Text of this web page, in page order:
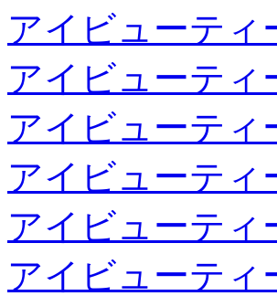
アイビューティ
アイビューティ
アイビューティ
アイビューティ
アイビューティ
アイビューティ